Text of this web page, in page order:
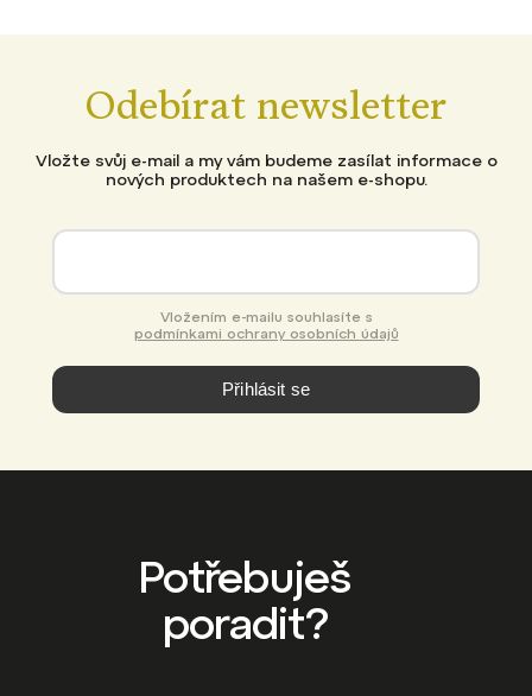
Odebírat newsletter
Vložte svůj e-mail a my vám budeme zasílat informace o
nových produktech na našem e-shopu.
podmínkami ochrany osobních údajů
Přihlásit se
Potřebuješ
poradit?